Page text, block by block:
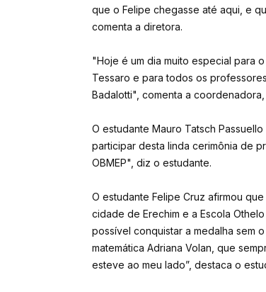
que o Felipe chegasse até aqui, e
comenta a diretora.
"Hoje é um dia muito especial para
Tessaro e para todos os
Badalotti", comenta a coordenadora,
O estudante Mauro Tatsch
participar desta linda cerimônia de
OBMEP", diz o estudante.
O estudante Felipe Cruz afirmou
cidade de Erechim e a Escola
possível conquistar a medalha sem
matemática Adriana Volan, que
esteve ao meu lado”, destaca o